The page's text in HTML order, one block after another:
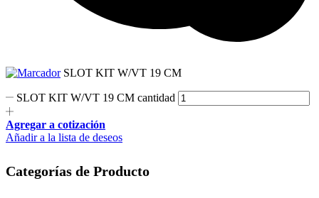
SLOT KIT W/VT 19 CM
SLOT KIT W/VT 19 CM cantidad
Agregar a cotización
Añadir a la lista de deseos
Categorías de Producto